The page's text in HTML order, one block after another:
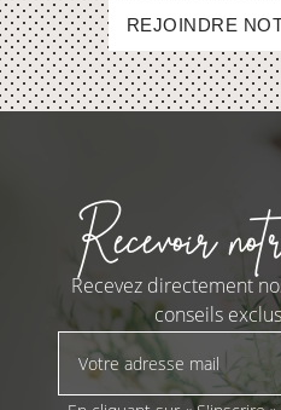
REJOINDRE
Recevoir
Recevez directement
conseils